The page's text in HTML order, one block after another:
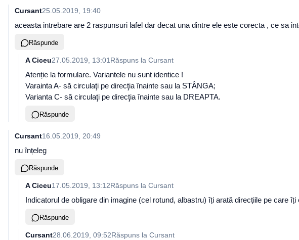
Cursant25.05.2019, 19:40
aceasta intrebare are 2 raspunsuri lafel dar decat una dintre ele este corecta , ce sa
Răspunde
A Ciceu27.05.2019, 13:01 Răspuns la Cursant
Atenție la formulare. Variantele nu sunt identice !
Varainta A- să circulaţi pe direcţia înainte sau la STÂNGA;
Varianta C- să circulaţi pe direcţia înainte sau la DREAPTA.
Răspunde
Cursant16.05.2019, 20:49
nu înțeleg
Răspunde
A Ciceu17.05.2019, 13:12Răspuns la Cursant
Indicatorul de obligare din imagine (cel rotund, albastru) îți arată direcțiile pe care
Răspunde
Cursant28.06.2019, 09:52Răspuns la Cursant